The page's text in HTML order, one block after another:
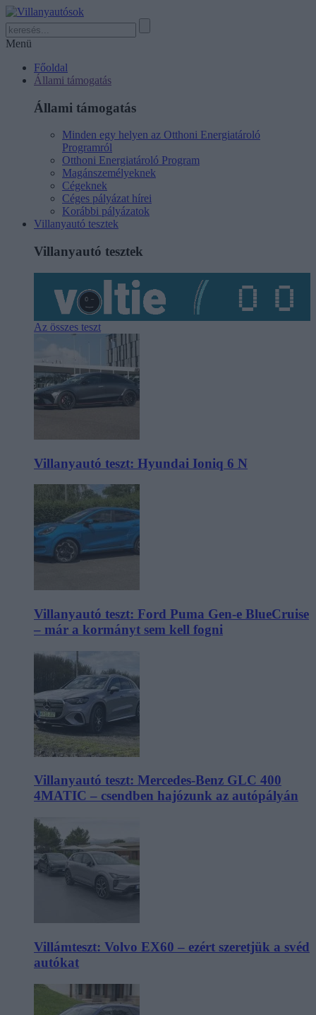
Menü
Főoldal
Állami támogatás
Állami támogatás
Minden egy helyen az Otthoni Energiatároló
Programról
Otthoni Energiatároló Program
Magánszemélyeknek
Cégeknek
Céges pályázat hírei
Korábbi pályázatok
Villanyautó tesztek
Villanyautó tesztek
Az összes teszt
Villanyautó teszt: Hyundai Ioniq 6 N
Villanyautó teszt: Ford Puma Gen-e BlueCruise
– már a kormányt sem kell fogni
Villanyautó teszt: Mercedes-Benz GLC 400
4MATIC – csendben hajózunk az autópályán
Villámteszt: Volvo EX60 – ezért szeretjük a svéd
autókat